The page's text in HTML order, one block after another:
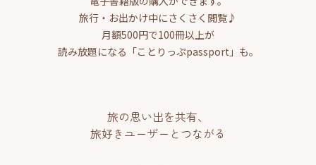
旅行・お出かけ中にさくさく閲覧♪
月額500円で100冊以上が
読み放題になる「ことりっぷpassport」も。
旅の思い出を共有、
旅好きユーザーとつながる